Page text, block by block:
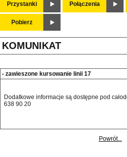
Przystanki Połączenia
Pobierz
KOMUNIKAT
- zawieszone kursowanie linii 17
Dodatkowe informacje są dostępne pod
638 90 20
Powrót...